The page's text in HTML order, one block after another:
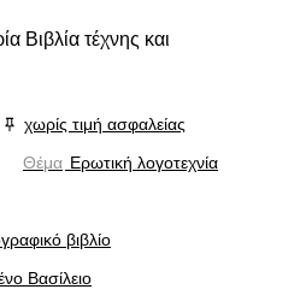
Βιβλία τέχνης και
χωρίς τιμή ασφαλείας
Θέμα Ερωτική λογοτεχνία
βιβλίο
Βασίλειο